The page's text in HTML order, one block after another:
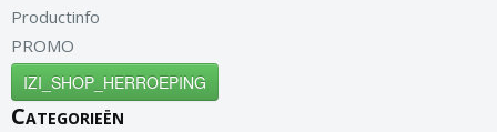
Productinfo
PROMO
IZI_SHOP_HERROEPING
Categorieën